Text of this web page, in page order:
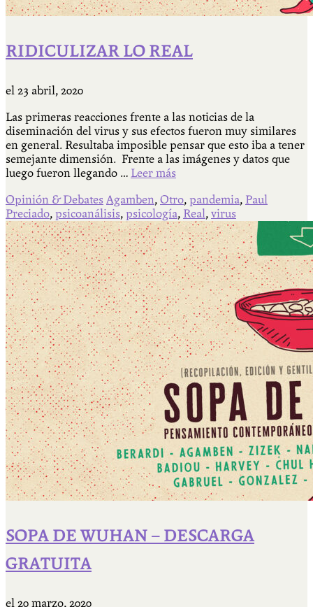
RIDICULIZAR LO REAL
el 23 abril, 2020
Las primeras reacciones frente a las noticias de la
diseminación del virus y sus efectos fueron muy similares
en general. Resultaba imposible pensar que esto iba a tener
semejante dimensión. Frente a las imágenes y datos que
luego fueron llegando … Leer más
Opinión & Debates Agamben, Otro, pandemia, Paul
Preciado, psicoanálisis, psicología, Real, virus
SOPA DE WUHAN – DESCARGA
GRATUITA
el 20 marzo, 2020